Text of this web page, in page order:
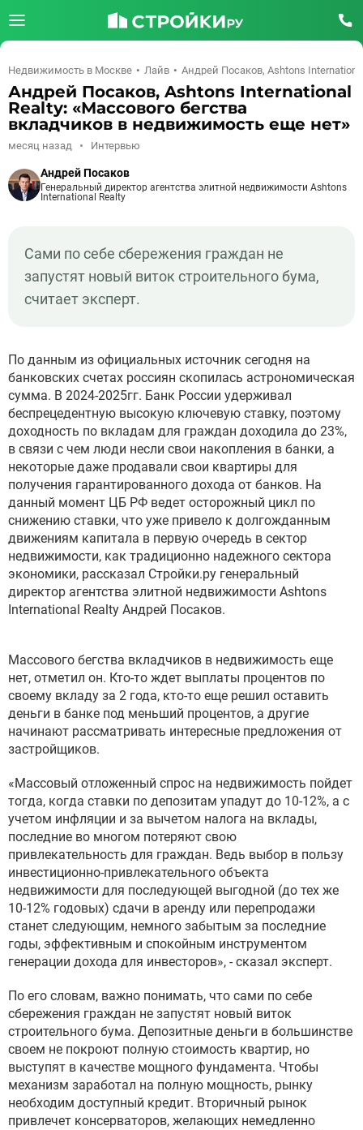
Недвижимость в Москве Лайв Андрей Посаков, Ashtons
Андрей Посаков, Ashtons International
Realty: «Массового бегства
вкладчиков в недвижимость еще нет»
месяц назад Интервью
Андрей Посаков
Генеральный директор агентства элитной недвижимости Ashtons
International Realty
Сами по себе сбережения граждан не
запустят новый виток строительного бума,
считает эксперт.
По данным из официальных источник сегодня на
банковских счетах россиян скопилась астрономическая
сумма. В 2024-2025гг. Банк России удерживал
беспрецедентную высокую ключевую ставку, поэтому
доходность по вкладам для граждан доходила до 23%,
в связи с чем люди несли свои накопления в банки, а
некоторые даже продавали свои квартиры для
получения гарантированного дохода от банков. На
данный момент ЦБ РФ ведет осторожный цикл по
снижению ставки, что уже привело к долгожданным
движениям капитала в первую очередь в сектор
недвижимости, как традиционно надежного сектора
экономики, рассказал Стройки.ру генеральный
директор агентства элитной недвижимости Ashtons
International Realty Андрей Посаков.
Массового бегства вкладчиков в недвижимость еще
нет, отметил он. Кто-то ждет выплаты процентов по
своему вкладу за 2 года, кто-то еще решил оставить
деньги в банке под меньший процентов, а другие
начинают рассматривать интересные предложения от
застройщиков.
«Массовый отложенный спрос на недвижимость пойдет
тогда, когда ставки по депозитам упадут до 10-12%, а с
учетом инфляции и за вычетом налога на вклады,
последние во многом потеряют свою
привлекательность для граждан. Ведь выбор в пользу
инвестиционно-привлекательного объекта
недвижимости для последующей выгодной (до тех же
10-12% годовых) сдачи в аренду или перепродажи
станет следующим, немного забытым за последние
годы, эффективным и спокойным инструментом
генерации дохода для инвесторов», - сказал эксперт.
По его словам, важно понимать, что сами по себе
сбережения граждан не запустят новый виток
строительного бума. Депозитные деньги в большинстве
своем не покроют полную стоимость квартир, но
выступят в качестве мощного фундамента. Чтобы
механизм заработал на полную мощность, рынку
необходим доступный кредит. Вторичный рынок
привлечет консерваторов, желающих немедленно